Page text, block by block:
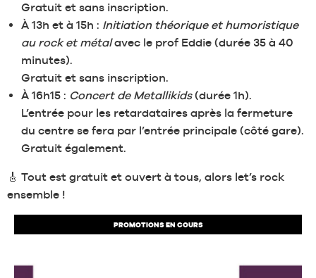
Gratuit et sans inscription.
À 13h et à 15h : Initiation théorique et humoristique
au rock et métalavec le prof Eddie (durée 35 à 40
minutes).
Gratuit et sans inscription.
À 16h15 : Concert de Metallikids(durée 1h).
L’entrée pour les retardataires après la fermeture
du centre se fera par l’entrée principale (côté gare).
Gratuit également.
🎸 Tout est gratuit et ouvert à tous, alors let’s rock
ensemble !
PROMOTIONS EN COURS